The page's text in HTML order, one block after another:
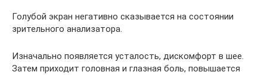
Голубой экран негативно сказывается на состоянии
зрительного анализатора.
Изначально появляется усталость, дискомфорт в шее.
Затем приходит головная и глазная боль, повышается